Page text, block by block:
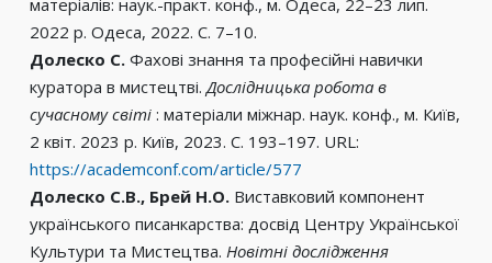
матеріалів: наук.-практ. конф., м. Одеса, 22–23 лип.
2022 р. Одеса, 2022. С. 7–10.
Долеско С. Фахові знання та професійні навички
куратора в мистецтві.Дослідницька робота в
сучасному світі : матеріали міжнар. наук. конф., м. Київ,
2 квіт. 2023 р. Київ, 2023. С. 193–197. URL:
https://academconf.com/article/577
Долеско С.В., Брей Н.О. Виставковий компонент
українського писанкарства: досвід Центру Української
Культури та Мистецтва. Новітні дослідження